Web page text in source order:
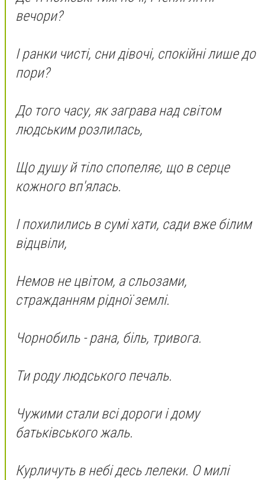
вечори?
І ранки чисті, сни дівочі, спокійні лише до
пори?
До того часу, як заграва над світом
людським розлилась,
Що душу й тіло спопеляє, що в серце
кожного вп'ялась.
І похилились в сумі хати, сади вже білим
відцвіли,
Немов не цвітом, а сльозами,
стражданням рідної землі.
Чорнобиль - рана, біль, тривога.
Ти роду людського печаль.
Чужими стали всі дороги і дому
батьківського жаль.
Курличуть в небі десь лелеки. О милі